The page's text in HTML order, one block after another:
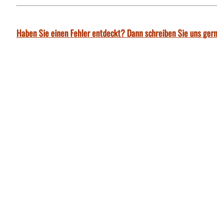
Haben Sie einen Fehler entdeckt? Dann schreiben Sie uns